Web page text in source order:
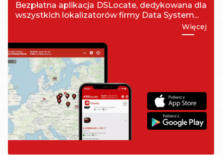
Bezpłatna aplikacja DSLocate, dedykowana dla
wszystkich lokalizatorów firmy Data System...
Więcej